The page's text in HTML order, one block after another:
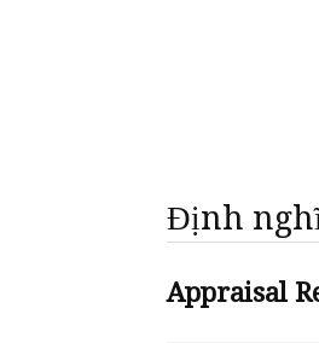
Định
Appraisal